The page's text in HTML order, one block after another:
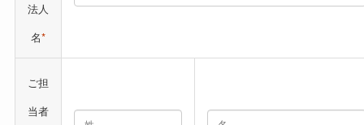
法人
名*
ご担
当者